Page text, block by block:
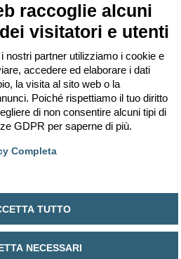
raccoglie alcuni
visitatori e utenti
nostri partner utilizziamo i cookie e
accedere ed elaborare i dati
la visita al sito web o la
Poiché rispettiamo il tuo diritto
di non consentire alcuni tipi di
GDPR per saperne di più.
Completa
TUTTO
NECESSARI